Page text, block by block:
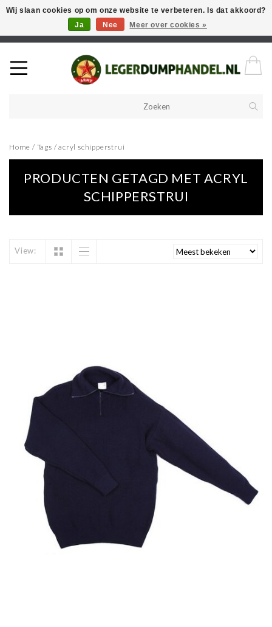
Welkom in onze webshop! Als u een product zoekt en deze niet kan
vinden in de webwinkel, neem vooral contact op!
Home / Tags /acryl schipperstrui
PRODUCTEN GETAGD MET ACRYL
SCHIPPERSTRUI
View:
Wij slaan cookies op om onze website te verbeteren. Is dat akkoord?
Ja
Nee Meer over cookies »